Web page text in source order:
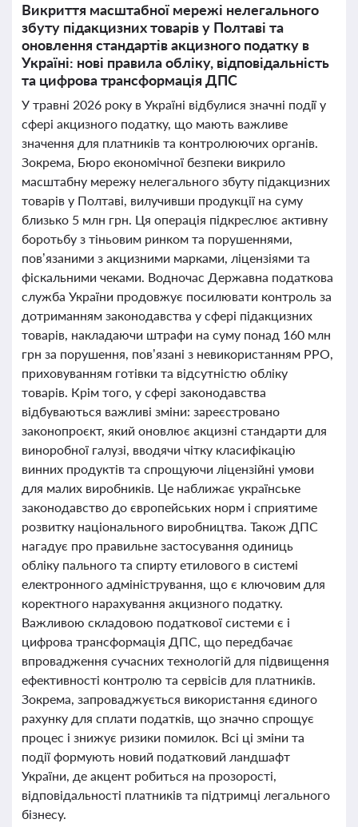
Викриття масштабної мережі нелегального
збуту підакцизних товарів у Полтаві та
оновлення стандартів акцизного податку в
Україні: нові правила обліку, відповідальність
та цифрова трансформація ДПС
У травні 2026 року в Україні відбулися значні події у
сфері акцизного податку, що мають важливе
значення для платників та контролюючих органів.
Зокрема, Бюро економічної безпеки викрило
масштабну мережу нелегального збуту підакцизних
товарів у Полтаві, вилучивши продукції на суму
близько 5 млн грн. Ця операція підкреслює активну
боротьбу з тіньовим ринком та порушеннями,
пов’язаними з акцизними марками, ліцензіями та
фіскальними чеками. Водночас Державна податкова
служба України продовжує посилювати контроль за
дотриманням законодавства у сфері підакцизних
товарів, накладаючи штрафи на суму понад 160 млн
грн за порушення, пов’язані з невикористанням РРО,
приховуванням готівки та відсутністю обліку
товарів. Крім того, у сфері законодавства
відбуваються важливі зміни: зареєстровано
законопроєкт, який оновлює акцизні стандарти для
виноробної галузі, вводячи чітку класифікацію
винних продуктів та спрощуючи ліцензійні умови
для малих виробників. Це наближає українське
законодавство до європейських норм і сприятиме
розвитку національного виробництва. Також ДПС
нагадує про правильне застосування одиниць
обліку пального та спирту етилового в системі
електронного адміністрування, що є ключовим для
коректного нарахування акцизного податку.
Важливою складовою податкової системи є і
цифрова трансформація ДПС, що передбачає
впровадження сучасних технологій для підвищення
ефективності контролю та сервісів для платників.
Зокрема, запроваджується використання єдиного
рахунку для сплати податків, що значно спрощує
процес і знижує ризики помилок. Всі ці зміни та
події формують новий податковий ландшафт
України, де акцент робиться на прозорості,
відповідальності платників та підтримці легального
бізнесу.